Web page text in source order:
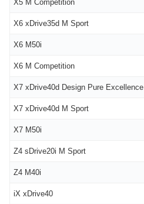
X5 M Competition
X6 xDrive35d M Sport
X6 M50i
X6 M Competition
X7 xDrive40d Design Pure Excellence
X7 xDrive40d M Sport
X7 M50i
Z4 sDrive20i M Sport
Z4 M40i
iX xDrive40